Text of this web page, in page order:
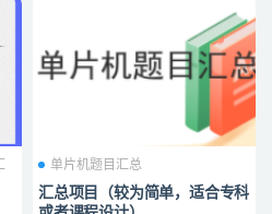
单片机题目汇总
汇总项目（较为简单，适合专科